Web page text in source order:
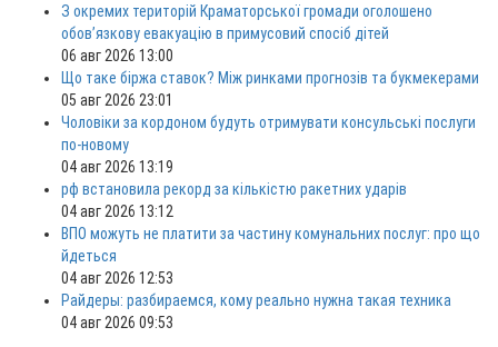
З окремих територій Краматорської громади оголошено
обов’язкову евакуацію в примусовий спосіб дітей
06 авг 2026 13:00
Що таке біржа ставок? Між ринками прогнозів та букмекерами
05 авг 2026 23:01
Чоловіки за кордоном будуть отримувати консульські послуги
по-новому
04 авг 2026 13:19
рф встановила рекорд за кількістю ракетних ударів
04 авг 2026 13:12
ВПО можуть не платити за частину комунальних послуг: про що
йдеться
04 авг 2026 12:53
Райдеры: разбираемся, кому реально нужна такая техника
04 авг 2026 09:53